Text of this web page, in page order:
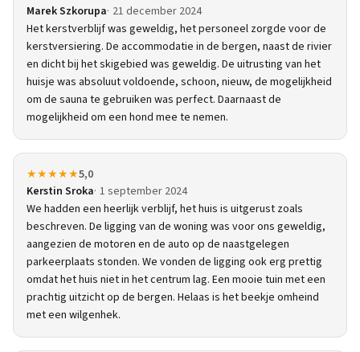
Marek Szkorupa 21 december 2024
Het kerstverblijf was geweldig, het personeel zorgde voor de
kerstversiering. De accommodatie in de bergen, naast de rivier
en dicht bij het skigebied was geweldig. De uitrusting van het
huisje was absoluut voldoende, schoon, nieuw, de mogelijkheid
om de sauna te gebruiken was perfect. Daarnaast de
mogelijkheid om een hond mee te nemen.
★★★★★5,0
Kerstin Sroka 1 september 2024
We hadden een heerlijk verblijf, het huis is uitgerust zoals
beschreven. De ligging van de woning was voor ons geweldig,
aangezien de motoren en de auto op de naastgelegen
parkeerplaats stonden. We vonden de ligging ook erg prettig
omdat het huis niet in het centrum lag. Een mooie tuin met een
prachtig uitzicht op de bergen. Helaas is het beekje omheind
met een wilgenhek.